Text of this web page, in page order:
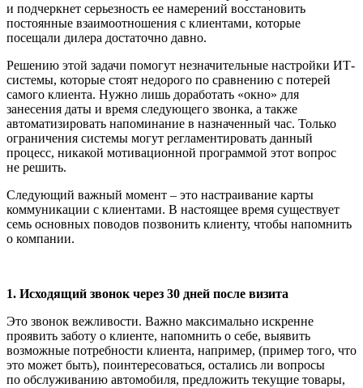
и под­черкнет серьезность ее намерений восста­новить
постоянные взаимоотношения с клиентами, которые
посещали дилера достаточно давно.
Решению этой задачи помогут незначи­тельные настройки ИТ-
системы, которые стоят недорого по сравнению с потерей
самого клиента. Нужно лишь доработать «окно» для
занесения даты и время следую­щего звонка, а также
автоматизировать напоминание в назначенный час. Только
ограничения системы могут регламенти­ровать данный
процесс, никакой мотива­ционной программой этот вопрос
не решить.
Следующий важный момент – это настраивание карты
коммуникации с клиентами. В настоящее время существу­ет
семь основных поводов позвонить кли­енту, чтобы напомнить
о компании.
1. Исходящий звонок через 30 дней после визита
Это звонок вежливости. Важно макси­мально искренне
проявить заботу о клиен­те, напомнить о себе, выявить
возможные потребности клиента, например, (пример того, что
это может быть), поинтересо­ваться, остались ли вопросы
по обслужива­нию автомобиля, предложить текущие товары,